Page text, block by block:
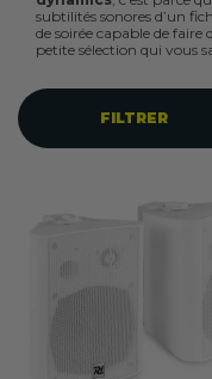
subtilités sonores d’un
de soirée capable de faire
petite sélection qui vous
FILTRER